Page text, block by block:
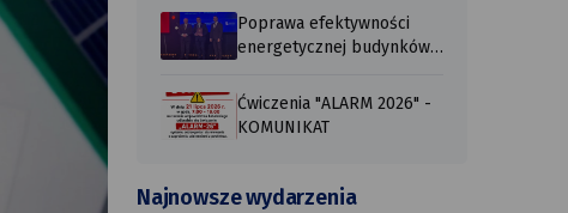
Poprawa efektywności
energetycznej budynków
Ćwiczenia "ALARM 2026" -
KOMUNIKAT
Najnowsze wydarzenia